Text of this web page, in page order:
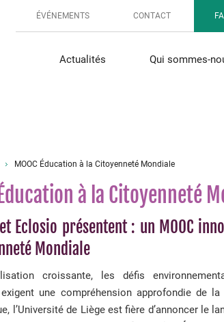
ÉVÉNEMENTS CONTACT
Actualités Qui sommes-
MOOC Éducation à la Citoyenneté Mondiale
Éducation à la Citoyenneté
et Eclosio présentent : un MOOC
Mondiale
croissante, les défis
une compréhension approfondie de
l’Université de Liège est fière d’annoncer le